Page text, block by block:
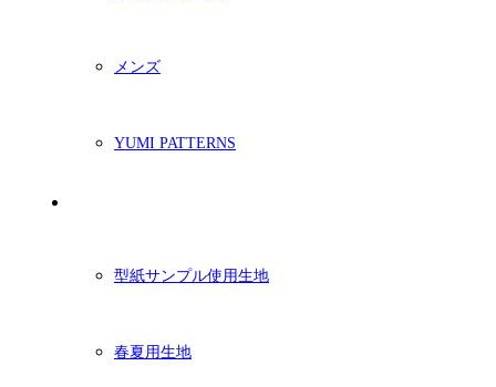
メンズ
YUMI PATTERNS
型紙サンプル使用生地
春夏用生地